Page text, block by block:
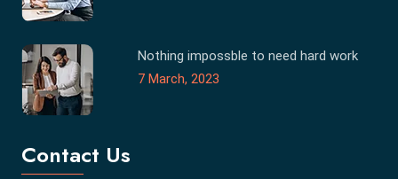
Nothing impossble to need hard work
7 March, 2023
Contact Us